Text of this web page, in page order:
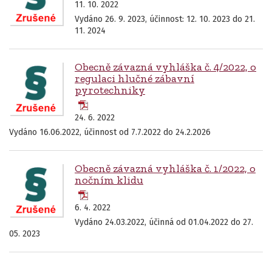
11. 10. 2022
Vydáno 26. 9. 2023, účinnost: 12. 10. 2023 do 21.
11. 2024
Obecně závazná vyhláška č. 4/2022, o
regulaci hlučné zábavní
pyrotechniky
24. 6. 2022
Vydáno 16.06.2022, účinnost od 7.7.2022 do 24.2.2026
Obecně závazná vyhláška č. 1/2022, o
nočním klidu
6. 4. 2022
Vydáno 24.03.2022, účinná od 01.04.2022 do 27.
05. 2023